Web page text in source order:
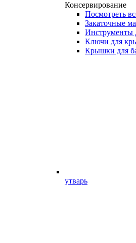
Консервирование
Посмотреть
Закаточные
Инструменты
Ключи для
Крышки для
утварь